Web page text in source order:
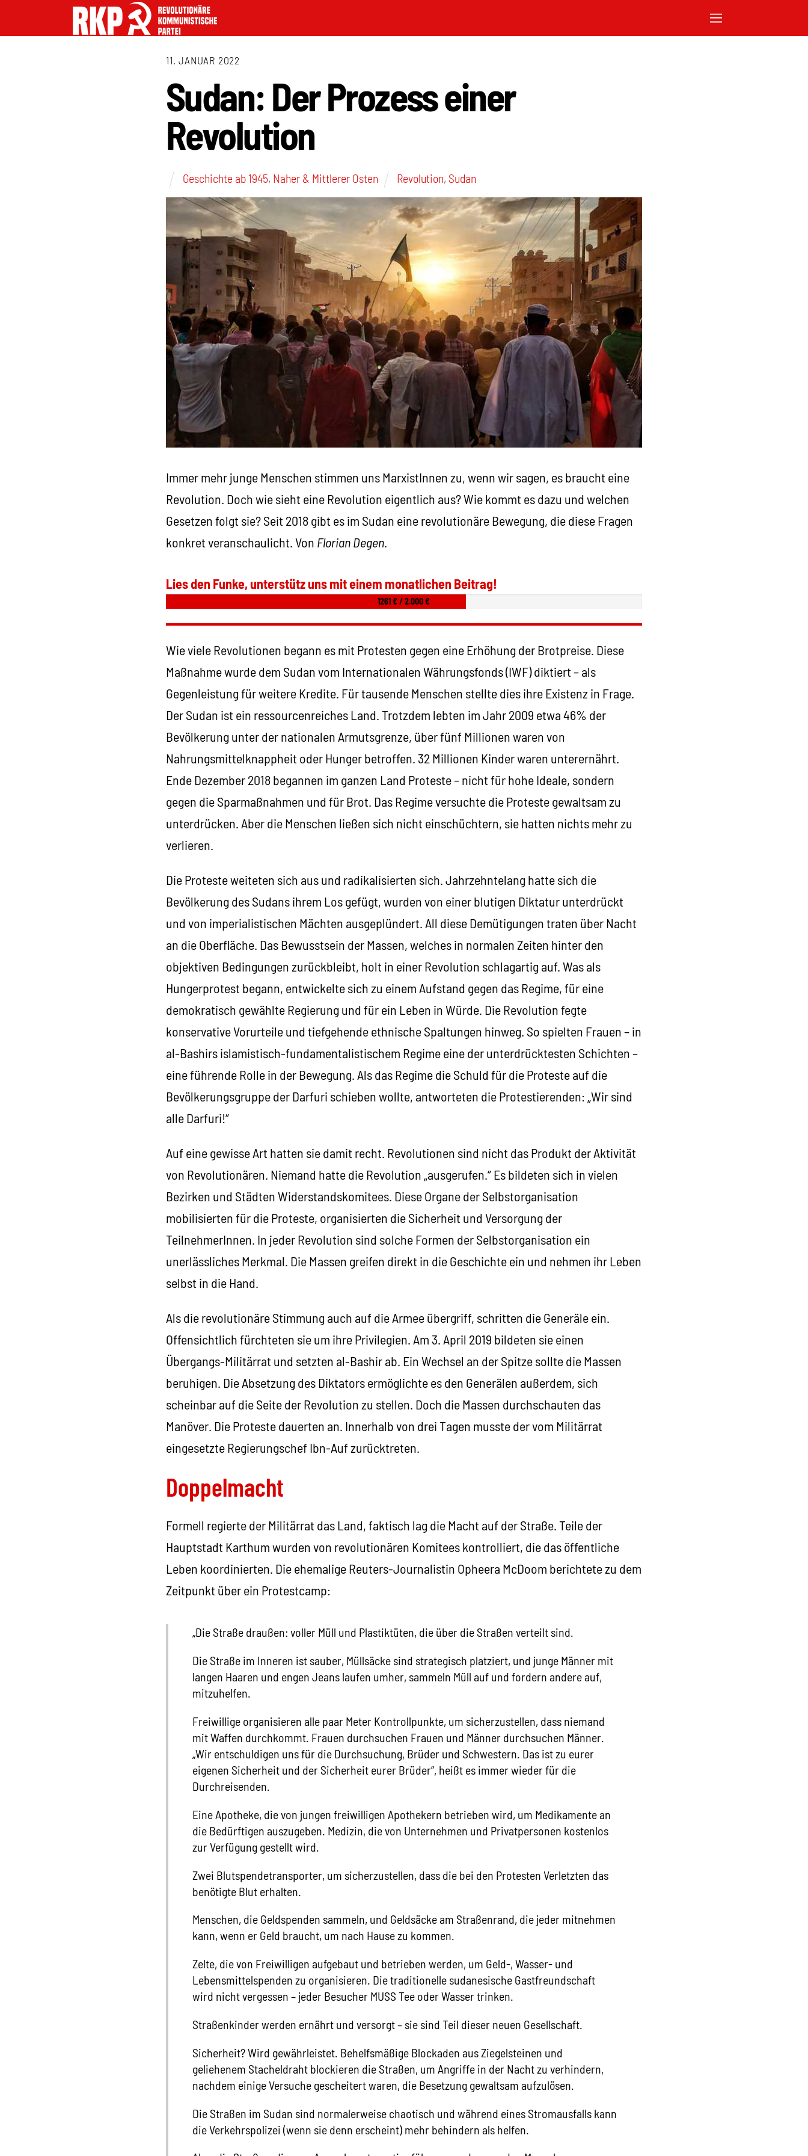
11. JANUAR 2022
Sudan: Der Prozess einer
Revolution
Geschichte ab 1945, Naher & Mittlerer Osten Revolution, Sudan
Immer mehr junge Menschen stimmen uns MarxistInnen zu, wenn wir sagen, es braucht eine
Revolution. Doch wie sieht eine Revolution eigentlich aus? Wie kommt es dazu und welchen
Gesetzen folgt sie? Seit 2018 gibt es im Sudan eine revolutionäre Bewegung, die diese Fragen
konkret veranschaulicht. Von Florian Degen.
Lies den Funke, unterstütz uns mit einem monatlichen Beitrag!
1261 € / 2.000 €
Wie viele Revolutionen begann es mit Protesten gegen eine Erhöhung der Brotpreise. Diese
Maßnahme wurde dem Sudan vom Internationalen Währungsfonds (IWF) diktiert – als
Gegenleistung für weitere Kredite. Für tausende Menschen stellte dies ihre Existenz in Frage.
Der Sudan ist ein ressourcenreiches Land. Trotzdem lebten im Jahr 2009 etwa 46% der
Bevölkerung unter der nationalen Armutsgrenze, über fünf Millionen waren von
Nahrungsmittelknappheit oder Hunger betroffen. 32 Millionen Kinder waren unterernährt.
Ende Dezember 2018 begannen im ganzen Land Proteste – nicht für hohe Ideale, sondern
gegen die Sparmaßnahmen und für Brot. Das Regime versuchte die Proteste gewaltsam zu
unterdrücken. Aber die Menschen ließen sich nicht einschüchtern, sie hatten nichts mehr zu
verlieren.
Die Proteste weiteten sich aus und radikalisierten sich. Jahrzehntelang hatte sich die
Bevölkerung des Sudans ihrem Los gefügt, wurden von einer blutigen Diktatur unterdrückt
und von imperialistischen Mächten ausgeplündert. All diese Demütigungen traten über Nacht
an die Oberfläche. Das Bewusstsein der Massen, welches in normalen Zeiten hinter den
objektiven Bedingungen zurückbleibt, holt in einer Revolution schlagartig auf. Was als
Hungerprotest begann, entwickelte sich zu einem Aufstand gegen das Regime, für eine
demokratisch gewählte Regierung und für ein Leben in Würde. Die Revolution fegte
konservative Vorurteile und tiefgehende ethnische Spaltungen hinweg. So spielten Frauen – in
al-Bashirs islamistisch-fundamentalistischem Regime eine der unterdrücktesten Schichten –
eine führende Rolle in der Bewegung. Als das Regime die Schuld für die Proteste auf die
Bevölkerungsgruppe der Darfuri schieben wollte, antworteten die Protestierenden: „Wir sind
alle Darfuri!“
Auf eine gewisse Art hatten sie damit recht. Revolutionen sind nicht das Produkt der Aktivität
von Revolutionären. Niemand hatte die Revolution „ausgerufen.“ Es bildeten sich in vielen
Bezirken und Städten Widerstandskomitees. Diese Organe der Selbstorganisation
mobilisierten für die Proteste, organisierten die Sicherheit und Versorgung der
TeilnehmerInnen. In jeder Revolution sind solche Formen der Selbstorganisation ein
unerlässliches Merkmal. Die Massen greifen direkt in die Geschichte ein und nehmen ihr Leben
selbst in die Hand.
Als die revolutionäre Stimmung auch auf die Armee übergriff, schritten die Generäle ein.
Offensichtlich fürchteten sie um ihre Privilegien. Am 3. April 2019 bildeten sie einen
Übergangs-Militärrat und setzten al-Bashir ab. Ein Wechsel an der Spitze sollte die Massen
beruhigen. Die Absetzung des Diktators ermöglichte es den Generälen außerdem, sich
scheinbar auf die Seite der Revolution zu stellen. Doch die Massen durchschauten das
Manöver. Die Proteste dauerten an. Innerhalb von drei Tagen musste der vom Militärrat
eingesetzte Regierungschef Ibn-Auf zurücktreten.
Doppelmacht
Formell regierte der Militärrat das Land, faktisch lag die Macht auf der Straße. Teile der
Hauptstadt Karthum wurden von revolutionären Komitees kontrolliert, die das öffentliche
Leben koordinierten. Die ehemalige Reuters-Journalistin Opheera McDoom berichtete zu dem
Zeitpunkt über ein Protestcamp:
„Die Straße draußen: voller Müll und Plastiktüten, die über die Straßen verteilt sind.
Die Straße im Inneren ist sauber, Müllsäcke sind strategisch platziert, und junge Männer mit
langen Haaren und engen Jeans laufen umher, sammeln Müll auf und fordern andere auf,
mitzuhelfen.
Freiwillige organisieren alle paar Meter Kontrollpunkte, um sicherzustellen, dass niemand
mit Waffen durchkommt. Frauen durchsuchen Frauen und Männer durchsuchen Männer.
„Wir entschuldigen uns für die Durchsuchung, Brüder und Schwestern. Das ist zu eurer
eigenen Sicherheit und der Sicherheit eurer Brüder“, heißt es immer wieder für die
Durchreisenden.
Eine Apotheke, die von jungen freiwilligen Apothekern betrieben wird, um Medikamente an
die Bedürftigen auszugeben. Medizin, die von Unternehmen und Privatpersonen kostenlos
zur Verfügung gestellt wird.
Zwei Blutspendetransporter, um sicherzustellen, dass die bei den Protesten Verletzten das
benötigte Blut erhalten.
Menschen, die Geldspenden sammeln, und Geldsäcke am Straßenrand, die jeder mitnehmen
kann, wenn er Geld braucht, um nach Hause zu kommen.
Zelte, die von Freiwilligen aufgebaut und betrieben werden, um Geld-, Wasser- und
Lebensmittelspenden zu organisieren. Die traditionelle sudanesische Gastfreundschaft
wird nicht vergessen – jeder Besucher MUSS Tee oder Wasser trinken.
Straßenkinder werden ernährt und versorgt – sie sind Teil dieser neuen Gesellschaft.
Sicherheit? Wird gewährleistet. Behelfsmäßige Blockaden aus Ziegelsteinen und
geliehenem Stacheldraht blockieren die Straßen, um Angriffe in der Nacht zu verhindern,
nachdem einige Versuche gescheitert waren, die Besetzung gewaltsam aufzulösen.
Die Straßen im Sudan sind normalerweise chaotisch und während eines Stromausfalls kann
die Verkehrspolizei (wenn sie denn erscheint) mehr behindern als helfen.